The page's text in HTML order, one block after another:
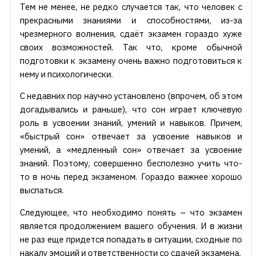
Тем не менее, не редко случается так, что человек с
прекрасными знаниями и способностями, из-за
чрезмерного волнения, сдаёт экзамен гораздо хуже
своих возможностей. Так что, кроме обычной
подготовки к экзамену очень важно подготовиться к
нему и психологически.
С недавних пор научно установлено (впрочем, об этом
догадывались и раньше), что сон играет ключевую
роль в усвоении знаний, умений и навыков. Причем,
«быстрый сон» отвечает за усвоение навыков и
умений, а «медленный сон» отвечает за усвоение
знаний. Поэтому, совершенно бесполезно учить что-
то в ночь перед экзаменом. Гораздо важнее хорошо
выспаться.
Следующее, что необходимо понять – что экзамен
является продолжением вашего обучения. И в жизни
не раз еще придется попадать в ситуации, сходные по
накалу эмоций и ответственности со сдачей экзамена.